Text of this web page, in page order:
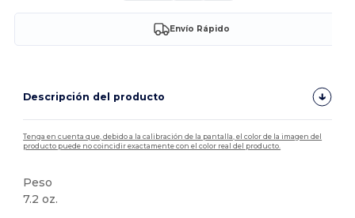
Envío Rápido
Descripción del producto
Tenga en cuenta que, debido a la calibración de la pantalla, el color de la imagen del
producto puede no coincidir exactamente con el color real del producto.
Peso
7.2 oz.